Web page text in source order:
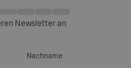
Newsletter an
Nachname